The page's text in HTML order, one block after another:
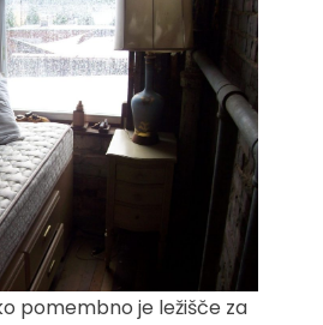
pomembno je ležišče za